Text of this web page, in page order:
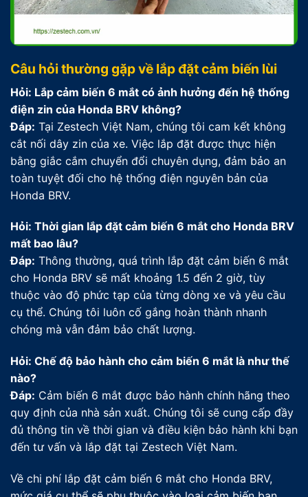
Câu hỏi thường gặp về lắp đặt cảm biến lùi
Hỏi: Lắp cảm biến 6 mắt có ảnh hưởng đến hệ thống
điện zin của Honda BRV không?
Đáp: Tại Zestech Việt Nam, chúng tôi cam kết không
cắt nối dây zin của xe. Việc lắp đặt được thực hiện
bằng giắc cắm chuyển đổi chuyên dụng, đảm bảo an
toàn tuyệt đối cho hệ thống điện nguyên bản của
Honda BRV.
Hỏi: Thời gian lắp đặt cảm biến 6 mắt cho Honda BRV
mất bao lâu?
Đáp: Thông thường, quá trình lắp đặt cảm biến 6 mắt
cho Honda BRV sẽ mất khoảng 1.5 đến 2 giờ, tùy
thuộc vào độ phức tạp của từng dòng xe và yêu cầu
cụ thể. Chúng tôi luôn cố gắng hoàn thành nhanh
chóng mà vẫn đảm bảo chất lượng.
Hỏi: Chế độ bảo hành cho cảm biến 6 mắt là như thế
nào?
Đáp: Cảm biến 6 mắt được bảo hành chính hãng theo
quy định của nhà sản xuất. Chúng tôi sẽ cung cấp đầy
đủ thông tin về thời gian và điều kiện bảo hành khi bạn
đến tư vấn và lắp đặt tại Zestech Việt Nam.
Về chi phí lắp đặt cảm biến 6 mắt cho Honda BRV,